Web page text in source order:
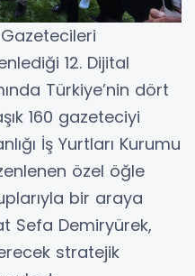
12. Dijital
Türkiye’nin dört
160 gazeteciyi
İş Yurtları Kurumu
özel öğle
bir araya
Sefa Demiryürek,
stratejik